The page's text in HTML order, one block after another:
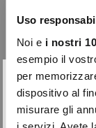
Uso
Noi e i nostri
esempio il
per
dispositivo al
misurare gli
i servizi. Avete
out for a clean
leg cut, finish ...
reduced
from
€99.00 to
-50%